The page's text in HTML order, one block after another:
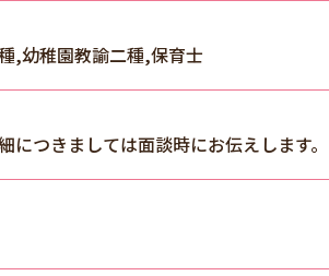
,幼稚園教諭二種,保育士
につきましては面談時にお伝えします。